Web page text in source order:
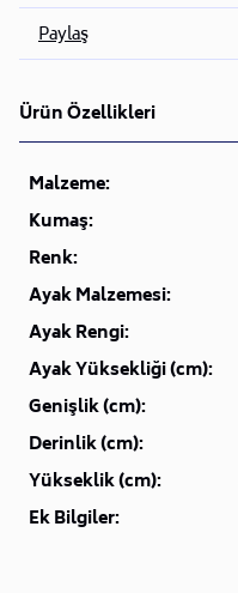
Paylaş
Ürün Özellikleri
Malzeme:
Kumaş:
Renk:
Ayak Malzemesi:
Ayak Rengi:
Ayak Yüksekliği (cm):
Genişlik (cm):
Derinlik (cm):
Yükseklik (cm):
Ek Bilgiler: